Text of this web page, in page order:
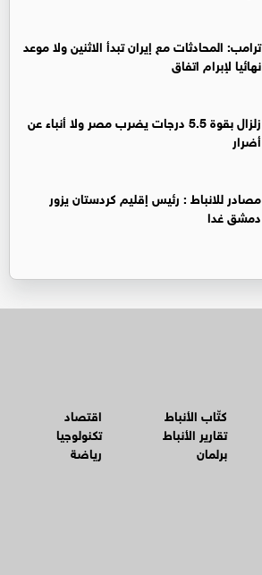
ترامب: المحادثات مع إيران تبدأ الاثنين ولا موعد
نهائيا لإبرام اتفاق
زلزال بقوة 5.5 درجات يضرب مصر ولا أنباء عن
أضرار
‏مصادر للانباط : رئيس إقليم كردستان يزور
دمشق غدا
كتّاب الأنباط
تقارير الأنباط
برلمان
اقتصاد
تكنولوجيا
رياضة